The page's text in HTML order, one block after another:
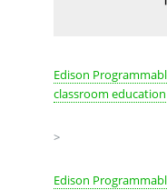
Edison
classroom education
>
Edison